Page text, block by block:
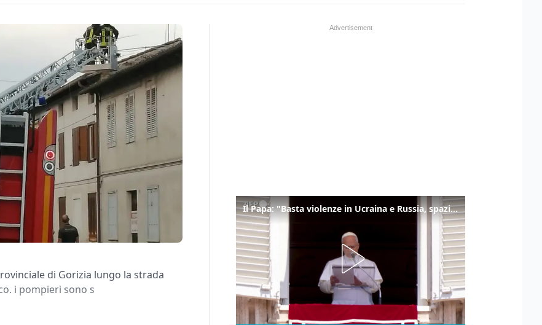
di Gorizia lungo la strada
i pompieri sono s
Il Papa: "Basta violenze in Ucraina e Russia, spazio a diplomazia"